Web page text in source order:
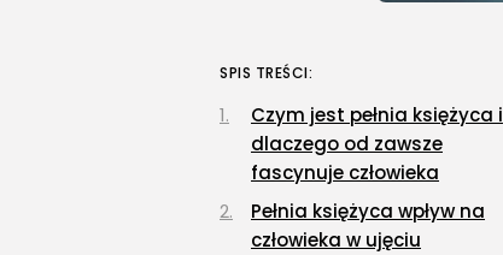
SPIS TREŚCI:
Czym jest pełnia księżyca i
dlaczego od zawsze
fascynuje człowieka
Pełnia księżyca wpływ na
człowieka w ujęciu